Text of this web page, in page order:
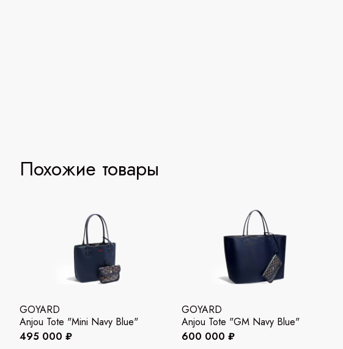
Похожие товары
GOYARD
Anjou Tote "Mini Navy Blue"
495 000 ₽
GOYARD
Anjou Tote "GM Navy Blue"
600 000 ₽